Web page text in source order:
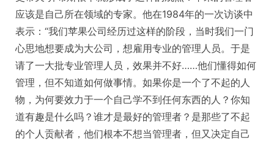
应该是自己所在领域的专家。他在1984年的一次访谈中
表示：“我们苹果公司经历过这样的阶段，当时我们一门
心思地想要成为大公司，想雇用专业的管理人员。于是
请了一大批专业管理人员，效果并不好……他们懂得如何
管理，但不知道如何做事情。如果你是一个了不起的人
物，为何要效力于一个自己学不到任何东西的人？你知
道有趣是什么吗？谁才是最好的管理者？是那些了不起
的个人贡献者，他们根本不想当管理者，但又决定自己